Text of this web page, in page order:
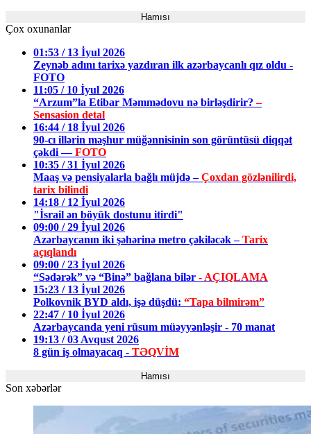
Hamısı
Çox oxunanlar
01:53 / 13 İyul 2026
Zeynəb adını tarixə yazdıran ilk azərbaycanlı qız oldu -
FOTO
11:05 / 10 İyul 2026
“Arzum”la Etibar Məmmədovu nə birləşdirir?–
Sensasion detal
16:44 / 18 İyul 2026
90-cı illərin məşhur müğənnisinin son görüntüsü diqqət
çəkdi —FOTO
10:35 / 31 İyul 2026
Maaş və pensiyalarla bağlı müjdə –Çoxdan gözlənilirdi,
tarix bilindi
14:18 / 12 İyul 2026
"İsrail ən böyük dostunu itirdi"
09:00 / 29 İyul 2026
Azərbaycanın iki şəhərinə metro çəkiləcək –Tarix
açıqlandı
09:00 / 23 İyul 2026
“Sədərək” və “Binə” bağlana bilər - AÇIQLAMA
15:23 / 13 İyul 2026
Polkovnik BYD aldı, işə düşdü: “Tapa bilmirəm”
22:47 / 10 İyul 2026
Azərbaycanda yeni rüsum müəyyənləşir - 70 manat
19:13 / 03 Avqust 2026
8 gün iş olmayacaq - TƏQVİM
Hamısı
Son xəbərlər